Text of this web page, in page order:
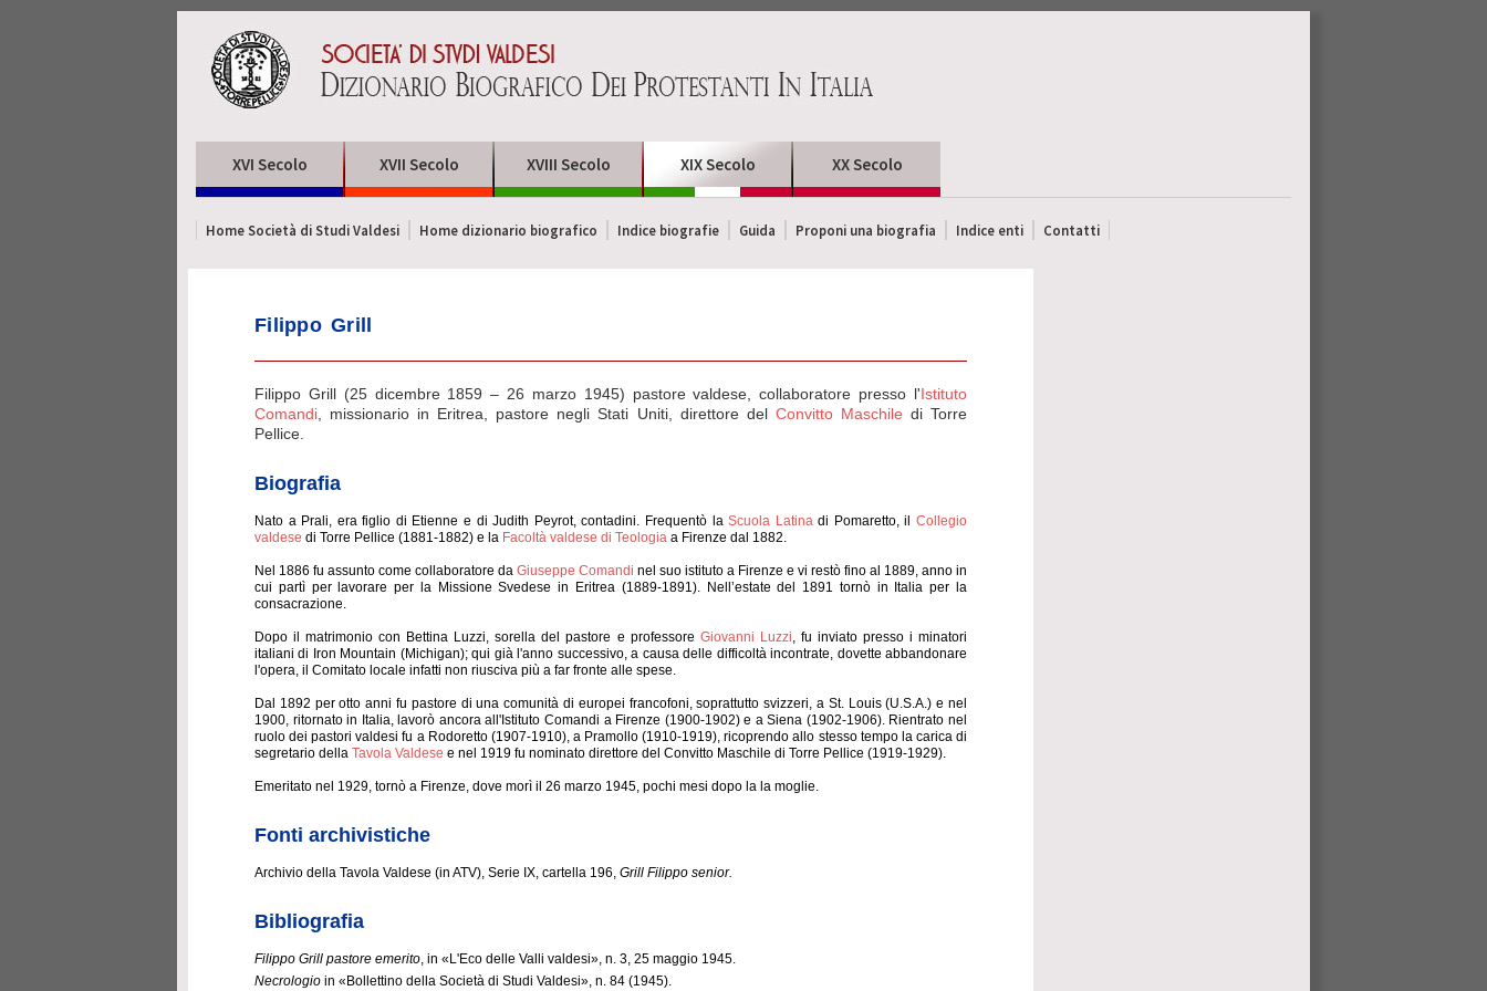
XVI Secolo XVII Secolo XVIII Secolo XIX Secolo XX Secolo
Home Società di Studi Valdesi Home dizionario biografico Indice biografie Guida Proponi una biografia Indice enti Contatti
Filippo Grill
Filippo Grill (25 dicembre 1859 – 26 marzo 1945) pastore valdese, collaboratore presso l'Istituto
Comandi , missionario in Eritrea, pastore negli Stati Uniti, direttore del Convitto Maschile di Torre
Pellice.
Biografia
Nato a Prali, era figlio di Etienne e di Judith Peyrot, contadini. Frequentò laScuola Latinadi Pomaretto, ilCollegio
valdese di Torre Pellice (1881-1882) e la Facoltà valdese di Teologia a Firenze dal 1882.
Nel 1886 fu assunto come collaboratore da Giuseppe Comandi nel suo istituto a Firenze e vi restò fino al 1889, anno in
cui partì per lavorare per la Missione Svedese in Eritrea (1889-1891). Nell’estate del 1891 tornò in Italia per la
consacrazione.
Dopo il matrimonio con Bettina Luzzi, sorella del pastore e professore Giovanni Luzzi, fu inviato presso i minatori
italiani di Iron Mountain (Michigan); qui già l'anno successivo, a causa delle difficoltà incontrate, dovette abbandonare
l'opera, il Comitato locale infatti non riusciva più a far fronte alle spese.
Dal 1892 per otto anni fu pastore di una comunità di europei francofoni, soprattutto svizzeri, a St. Louis (U.S.A.) e nel
1900, ritornato in Italia, lavorò ancora all'Istituto Comandi a Firenze (1900-1902) e a Siena (1902-1906). Rientrato nel
ruolo dei pastori valdesi fu a Rodoretto (1907-1910), a Pramollo (1910-1919), ricoprendo allo stesso tempo la carica di
segretario della Tavola Valdese e nel 1919 fu nominato direttore del Convitto Maschile di Torre Pellice (1919-1929).
Emeritato nel 1929, tornò a Firenze, dove morì il 26 marzo 1945, pochi mesi dopo la la moglie.
Fonti archivistiche
Archivio della Tavola Valdese (in ATV), Serie IX, cartella 196, Grill Filippo senior.
Bibliografia
Filippo Grill pastore emerito , in «L'Eco delle Valli valdesi», n. 3, 25 maggio 1945.
Necrologio in «Bollettino della Società di Studi Valdesi», n. 84 (1945).